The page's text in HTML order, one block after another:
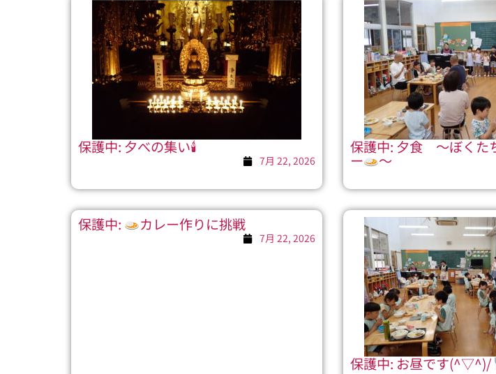
保護中: 夕べの集い🕯
7月 22, 2026
保護中: 夕食 ～ぼくた
ー ～
保護中: カレー作りに挑戦
7月 22, 2026
保護中: お昼です(^▽^)/